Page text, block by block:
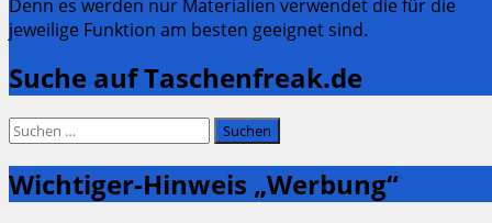
Denn es werden nur Materialien verwendet die für die
jeweilige Funktion am besten geeignet sind.
Suche auf Taschenfreak.de
Suchen
Wichtiger-Hinweis „Werbung“